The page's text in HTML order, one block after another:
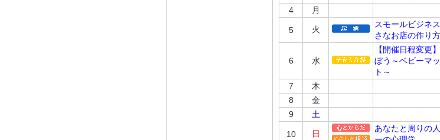
4 月
5 火
スモールビジネ
さなお店の作り
6 水
【開催日程変更
ぼう～ベビーマ
ト～
7
木
8
金
9
土
10 日
あなたと周りの